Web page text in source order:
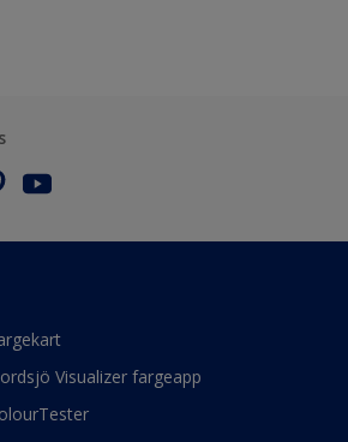
Visualizer fargeapp